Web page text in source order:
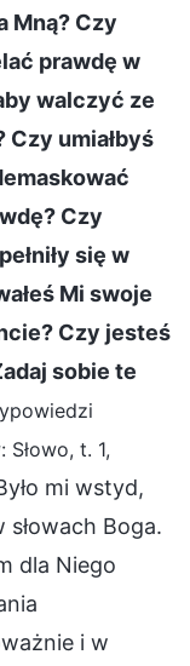
Mną? Czy
prawdę w
walczyć ze
umiałbyś
Czy
się w
Mi swoje
Czy jesteś
sobie te
t. 1,
mi wstyd,
Boga.
dla Niego
i w